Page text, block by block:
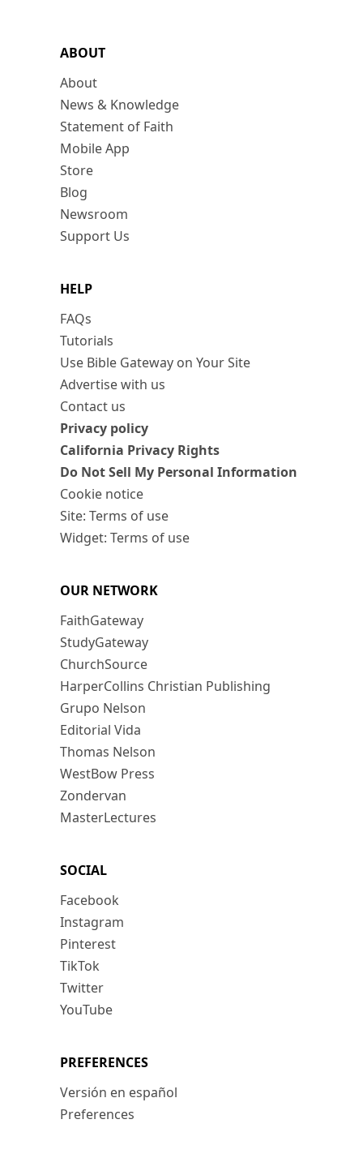
ABOUT
About
News & Knowledge
Statement of Faith
Mobile App
Store
Blog
Newsroom
Support Us
HELP
FAQs
Tutorials
Use Bible Gateway on Your Site
Advertise with us
Contact us
Privacy policy
California Privacy Rights
Do Not Sell My Personal Information
Cookie notice
Site: Terms of use
Widget: Terms of use
OUR NETWORK
FaithGateway
StudyGateway
ChurchSource
HarperCollins Christian Publishing
Grupo Nelson
Editorial Vida
Thomas Nelson
WestBow Press
Zondervan
MasterLectures
SOCIAL
Facebook
Instagram
Pinterest
TikTok
Twitter
YouTube
PREFERENCES
Versión en español
Preferences